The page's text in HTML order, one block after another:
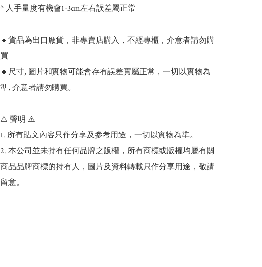
* 人手量度有機會1-3cm左右誤差屬正常
🔸貨品為出口廠貨，非專賣店購入，不經專櫃，介意者請勿購
買
🔸尺寸, 圖片和實物可能會存有誤差實屬正常，一切以實物為
準, 介意者請勿購買。
⚠️ 聲明 ⚠️
1. 所有貼文內容只作分享及參考用途，一切以實物為準。
2. 本公司並未持有任何品牌之版權，所有商標或版權均屬有關
商品品牌商標的持有人，圖片及資料轉載只作分享用途，敬請
留意。